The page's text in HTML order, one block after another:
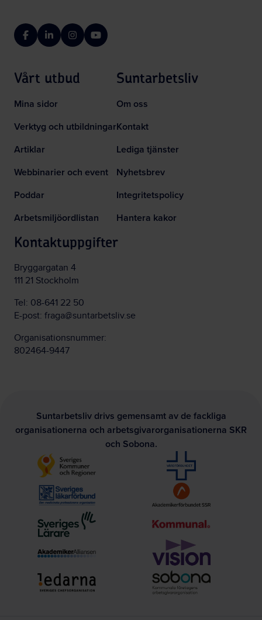
FacebookLinkedInInstagramYouTube
Vårt utbud
Mina sidor
Verktyg och utbildningar
Artiklar
Webbinarier och event
Poddar
Arbetsmiljöordlistan
Suntarbetsliv
Om oss
Kontakt
Lediga tjänster
Nyhetsbrev
Integritetspolicy
Hantera kakor
Kontaktuppgifter
Bryggargatan 4
111 21 Stockholm
Tel: 08-641 22 50
E-post: fraga@suntarbetsliv.se
Organisationsnummer:
802464-9447
Suntarbetsliv drivs gemensamt av de fackliga
organisationerna och arbetsgivarorganisationerna SKR
och Sobona.